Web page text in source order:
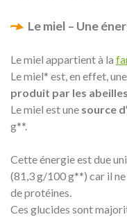
Le miel – Une
Le miel appartient à la
Le miel* est, en effet, une
produit par les abeilles
Le miel est une source
g**.
Cette énergie est due
(81,3 g/100 g**) car il
de protéines.
Ces glucides sont